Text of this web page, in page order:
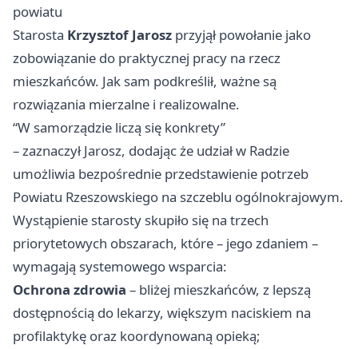
powiatu
Starosta Krzysztof Jarosz przyjął powołanie jako
zobowiązanie do praktycznej pracy na rzecz
mieszkańców. Jak sam podkreślił, ważne są
rozwiązania mierzalne i realizowalne.
“W samorządzie liczą się konkrety”
– zaznaczył Jarosz, dodając że udział w Radzie
umożliwia bezpośrednie przedstawienie potrzeb
Powiatu Rzeszowskiego na szczeblu ogólnokrajowym.
Wystąpienie starosty skupiło się na trzech
priorytetowych obszarach, które – jego zdaniem –
wymagają systemowego wsparcia:
Ochrona zdrowia – bliżej mieszkańców, z lepszą
dostępnością do lekarzy, większym naciskiem na
profilaktykę oraz koordynowaną opieką;